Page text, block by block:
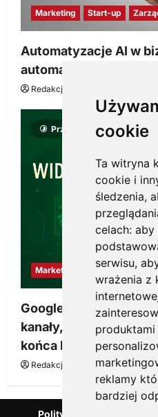
cookie
Ta witryna
cookie i
śledzenia,
celach: aby
serwisu,
wrażenia z
produktami
reklamy
bardziej
Marketing Start-up
Automatyzacje AI w
automatyzacji i
Redakcja KnowMore.pl
Przeczytano 8 minut
Marketing
Google Ads, SEO i
kanały, żeby reklama
końca budżetu
Redakcja KnowMore.pl 20
Polityka Prywatności